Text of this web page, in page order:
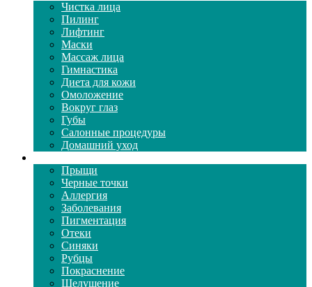
Чистка лица
Пилинг
Лифтинг
Маски
Массаж лица
Гимнастика
Диета для кожи
Омоложение
Вокруг глаз
Губы
Салонные процедуры
Домашний уход
Прыщи
Черные точки
Аллергия
Заболевания
Пигментация
Отеки
Синяки
Рубцы
Покраснение
Шелушение